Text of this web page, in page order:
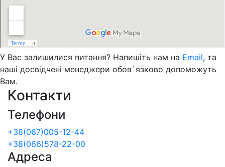
У Вас залишилися питання? Напишіть нам на Email, та
наші досвідчені менеджери обов`язково допоможуть
Вам.
Контакти
Телефони
+38(067)005-12-44
+38(066)578-22-00
Адреса